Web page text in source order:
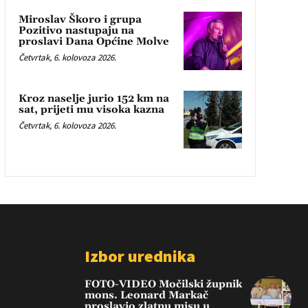
Miroslav Škoro i grupa
Pozitivo nastupaju na
proslavi Dana Općine Molve
Četvrtak, 6. kolovoza 2026.
Kroz naselje jurio 152 km na
sat, prijeti mu visoka kazna
Četvrtak, 6. kolovoza 2026.
Izbor urednika
FOTO-VIDEO Močilski župnik
mons. Leonard Markač